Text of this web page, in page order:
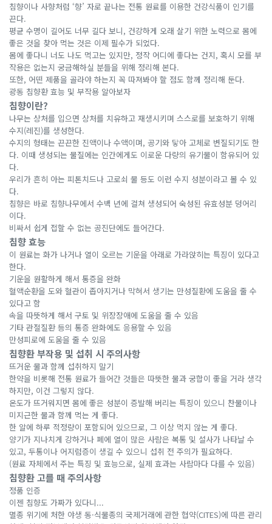
침향이나 사향처럼 ‘향’ 자로 끝나는 전통 원료를 이용한 건강식품이 인기를
끈다.
평균 수명이 길어도 너무 길다 보니, 건강하게 오래 살기 위한 노력으로 몸에
좋은 것을 찾아 먹는 것은 이제 필수가 되었다.
몸에 좋다니 너도 나도 먹고는 있지만, 정작 어디에 좋다는 건지, 혹시 모를 부
작용은 없는지 궁금해하실 분들을 위해 정리해 본다.
또한, 어떤 제품을 골라야 하는지 꼭 따져봐야 할 점도 함께 정리해 둔다.
광동 침향환 효능 및 부작용 알아보자
침향이란?
나무는 상처를 입으면 상처를 치유하고 재생시키며 스스로를 보호하기 위해
수지(레진)를 생성한다.
수지의 형태는 끈끈한 진액이나 수액이며, 공기와 닿아 고체로 변질되기도 한
다. 이때 생성되는 물질에는 인간에게도 이로운 다량의 유기물이 함유되어 있
다.
우리가 흔히 아는 피톤치드나 고로쇠 물 등도 이런 수지 성분이라고 볼 수 있
다.
침향은 바로 침향나무에서 수백 년에 걸쳐 생성되어 숙성된 유효성분 덩어리
이다.
비싸서 쉽게 접할 수 없는 공진단에도 들어간다.
침향 효능
이 원료는 화가 나거나 열이 오르는 기운을 아래로 가라앉히는 특징이 있다고
한다.
기운을 원활하게 해서 통증을 완화
혈액순환을 도와 혈관이 좁아지거나 막혀서 생기는 만성질환에 도움을 줄 수
있다고 함
속을 따뜻하게 해서 구토 및 위장장애에 도움을 줄 수 있음
기타 관절질환 등의 통증 완화에도 응용할 수 있음
만성피로에 도움을 줄 수 있음
침향환 부작용 및 섭취 시 주의사항
뜨거운 물과 함께 섭취하지 말기
한약을 비롯해 전통 원료가 들어간 것들은 따뜻한 물과 궁합이 좋을 거라 생각
하지만, 이건 그렇지 않다.
온도가 뜨거워지면 몸에 좋은 성분이 증발해 버리는 특징이 있으니 찬물이나
미지근한 물과 함께 먹는 게 좋다.
한 알에 하루 적정량이 포함되어 있으므로, 그 이상 먹지 않는 게 좋다.
양기가 지나치게 강하거나 폐에 열이 많은 사람은 복통 및 설사가 나타날 수
있고, 두통이나 어지럼증이 생길 수 있으니 섭취 전 주의가 필요하다.
(원료 자체에서 주는 특징 및 효능으로, 실제 효과는 사람마다 다를 수 있음)
침향환 고를 때 주의사항
정품 인증
이젠 침향도 가짜가 있다니...
멸종 위기에 처한 야생 동·식물종의 국제거래에 관한 협약(CITES)에 따른 관리